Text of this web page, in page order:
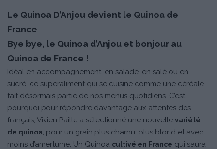
Le Quinoa D’Anjou devient le Quinoa de
France
Bye bye, le Quinoa d’Anjou et bonjour au
Quinoa de France !
Idéal en accompagnement, en salade, en salé ou en
sucré, ce superaliment qui se cuisine comme une céréale
fait désormais partie de nos menus quotidiens. C’est
pourquoi pour répondre davantage aux attentes des
français, Vivien Paille a sélectionné une nouvelle variété
de quinoa, pour un grain plus charnu, plus blond et avec
moins d’amertume. Un Quinoa cultivé en France qui saura